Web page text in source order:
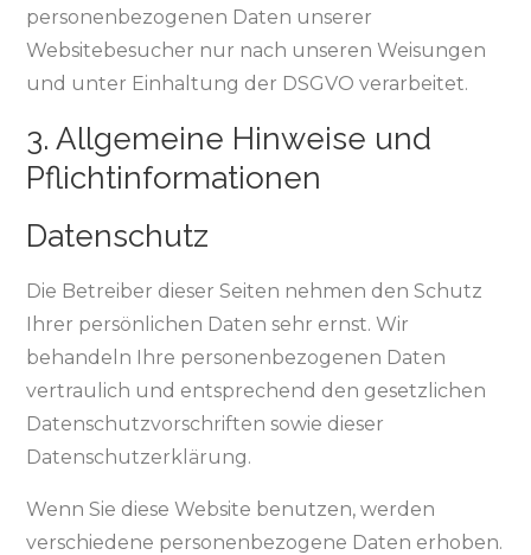
personenbezogenen Daten unserer
Websitebesucher nur nach unseren Weisungen
und unter Einhaltung der DSGVO verarbeitet.
3. Allgemeine Hinweise und
Pflicht­informationen
Datenschutz
Die Betreiber dieser Seiten nehmen den Schutz
Ihrer persönlichen Daten sehr ernst. Wir
behandeln Ihre personenbezogenen Daten
vertraulich und entsprechend den gesetzlichen
Datenschutzvorschriften sowie dieser
Datenschutzerklärung.
Wenn Sie diese Website benutzen, werden
verschiedene personenbezogene Daten erhoben.